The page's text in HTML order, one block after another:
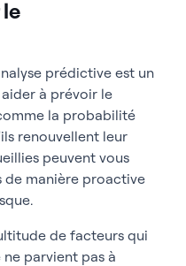
prédictive est un
à prévoir le
la probabilité
renouvellent leur
peuvent vous
de manière proactive
de facteurs qui
parvient pas à